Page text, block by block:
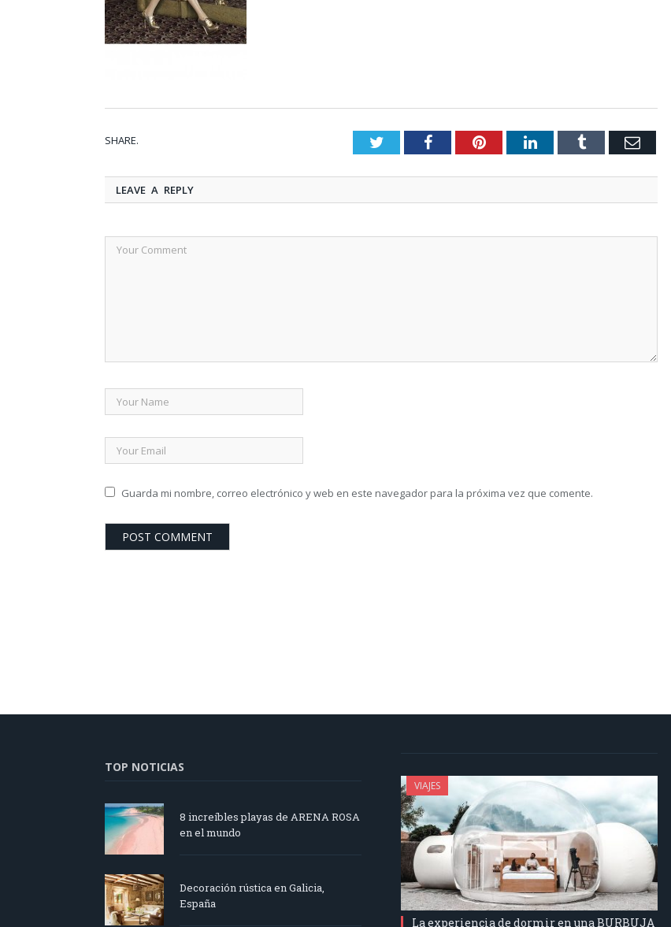
SHARE. TwitterFacebookPinterestLinkedInTumblr Email
LEAVE A REPLY
Guarda mi nombre, correo electrónico y web en este navegador para la próxima vez que comente.
TOP NOTICIAS
8 increíbles playas de ARENA ROSA
en el mundo
Decoración rústica en Galicia,
España
VIAJES
La experiencia de dormir en una BURBUJA